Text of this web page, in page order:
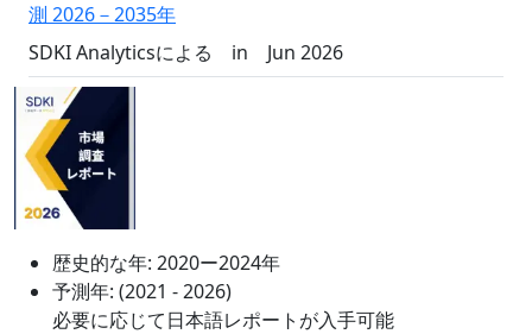
測 2026－2035年
SDKI Analyticsによる
in Jun 2026
歴史的な年: 2020ー2024年
予測年: (2021 - 2026)
必要に応じて日本語レポートが入手可能